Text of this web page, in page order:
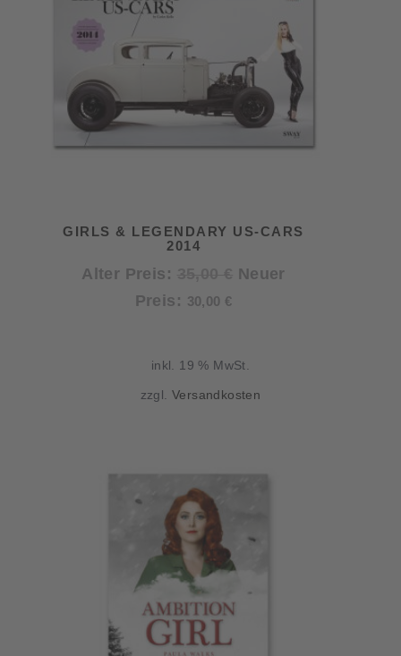
GIRLS & LEGENDARY US-CARS
2014
Alter Preis:
Ursprünglicher
Neuer
Preis: 30,00 €Aktueller
inkl. 19 % MwSt.
zzgl.Versandkosten